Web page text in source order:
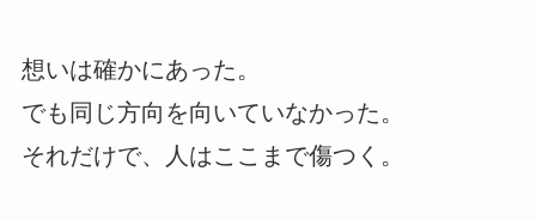
想いは確かにあった。
でも同じ方向を向いていなかった。
それだけで、人はここまで傷つく。